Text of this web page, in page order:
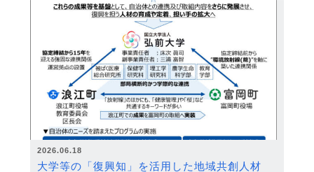
2026.06.18
大学等の「復興知」を活用した地域共創人材